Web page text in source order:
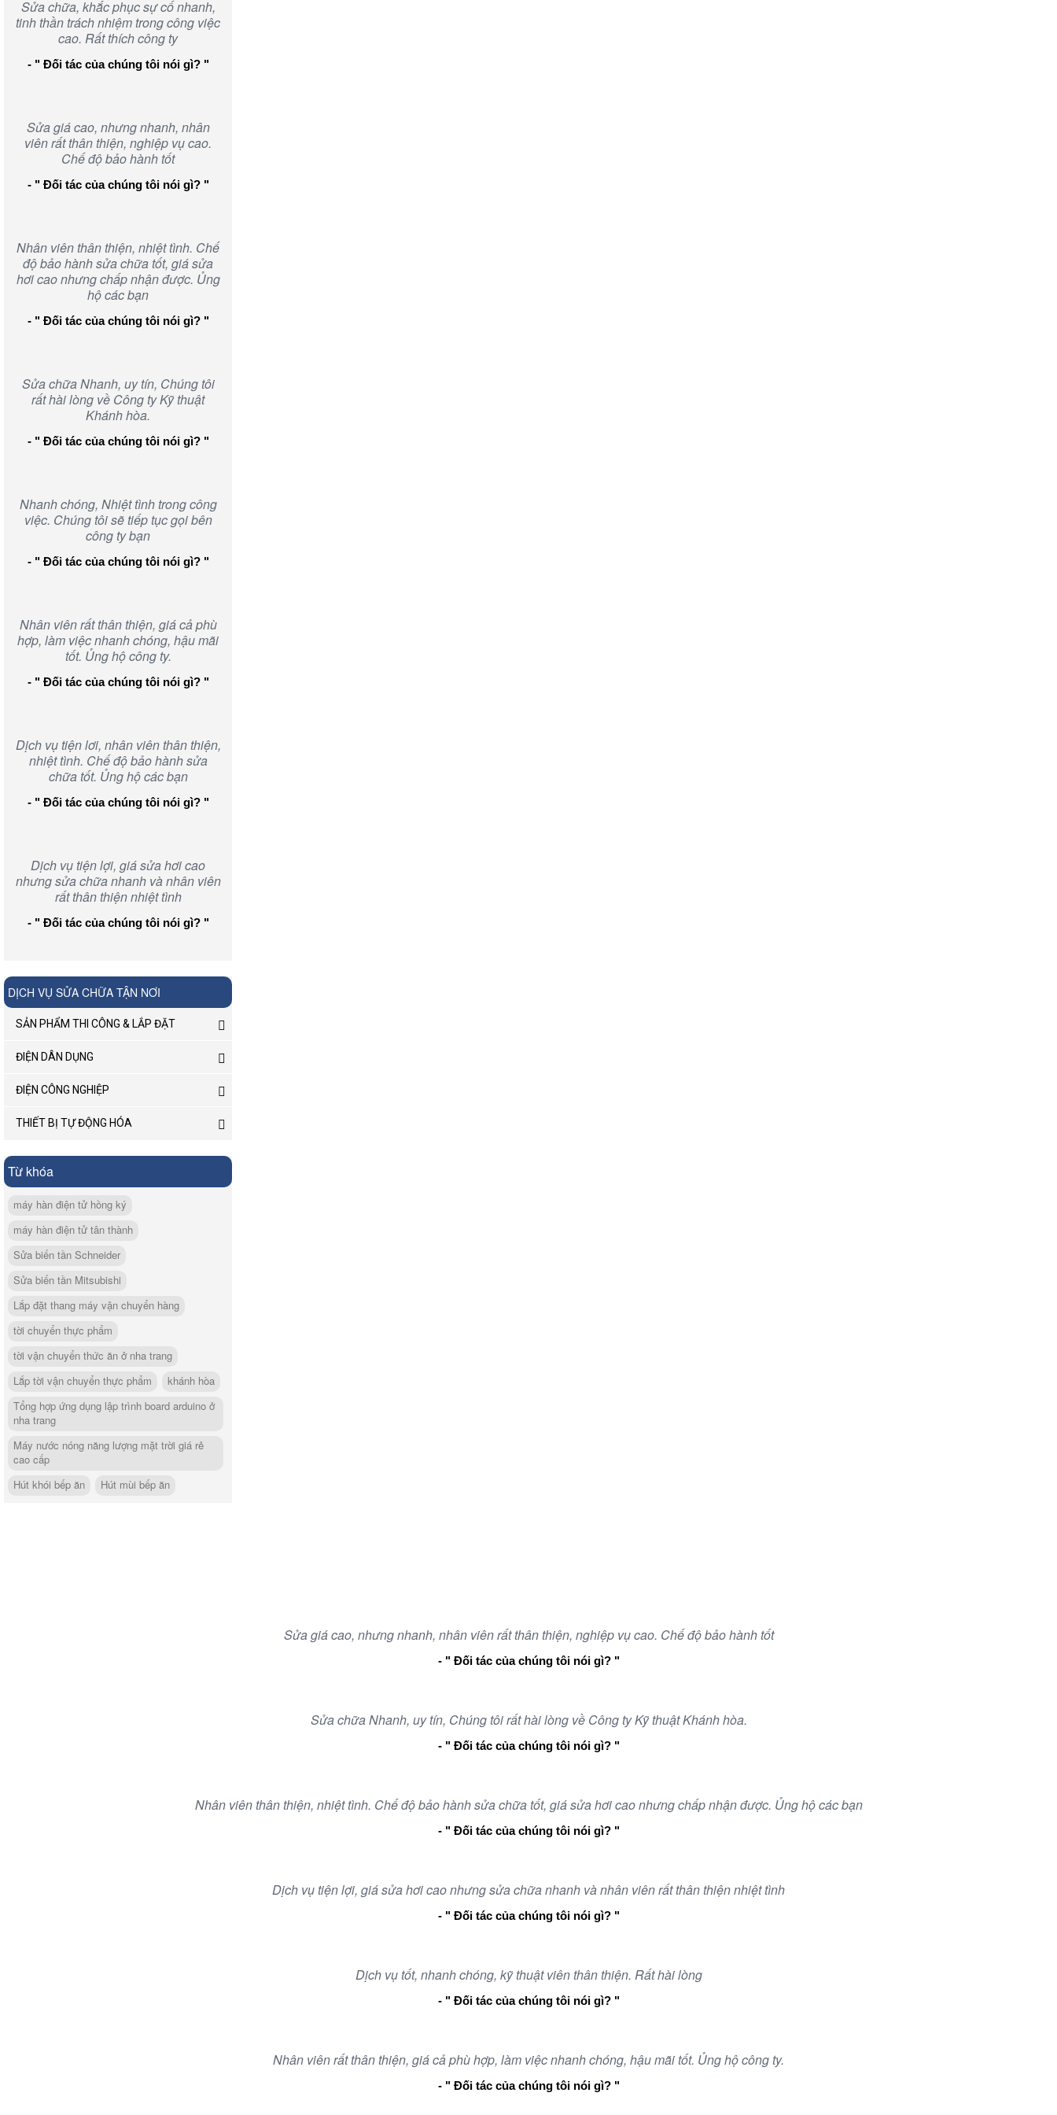
Sửa chữa, khắc phục sự cố nhanh,
tinh thần trách nhiệm trong công việc
cao. Rất thích công ty
- " Đối tác của chúng tôi nói gì? "
Sửa giá cao, nhưng nhanh, nhân
viên rất thân thiện, nghiệp vụ cao.
Chế độ bảo hành tốt
- " Đối tác của chúng tôi nói gì? "
Nhân viên thân thiện, nhiệt tình. Chế
độ bảo hành sửa chữa tốt, giá sửa
hơi cao nhưng chấp nhận được. Ủng
hộ các bạn
- " Đối tác của chúng tôi nói gì? "
Sửa chữa Nhanh, uy tín, Chúng tôi
rất hài lòng về Công ty Kỹ thuật
Khánh hòa.
- " Đối tác của chúng tôi nói gì? "
Nhanh chóng, Nhiệt tình trong công
việc. Chúng tôi sẽ tiếp tục gọi bên
công ty bạn
- " Đối tác của chúng tôi nói gì? "
Nhân viên rất thân thiện, giá cả phù
hợp, làm việc nhanh chóng, hậu mãi
tốt. Ủng hộ công ty.
- " Đối tác của chúng tôi nói gì? "
Dịch vụ tiện lơi, nhân viên thân thiện,
nhiệt tình. Chế độ bảo hành sửa
chữa tốt. Ủng hộ các bạn
- " Đối tác của chúng tôi nói gì? "
Dịch vụ tiện lợi, giá sửa hơi cao
nhưng sửa chữa nhanh và nhân viên
rất thân thiện nhiệt tình
- " Đối tác của chúng tôi nói gì? "
DỊCH VỤ SỬA CHỮA TẬN NƠI
SẢN PHẨM THI CÔNG & LẮP ĐẶT
ĐIỆN DÂN DỤNG
ĐIỆN CÔNG NGHIỆP
THIẾT BỊ TỰ ĐỘNG HÓA
Từ khóa
máy hàn điện tử hồng ký
máy hàn điện tử tân thành
Sửa biến tần Schneider
Sửa biến tần Mitsubishi
Lắp đặt thang máy vận chuyển hàng
tời chuyển thực phẩm
tời vận chuyển thức ăn ở nha trang
Lắp tời vận chuyển thực phẩm
khánh hòa
Tổng hợp ứng dụng lập trình board arduino ở
nha trang
Máy nước nóng năng lượng mặt trời giá rẻ
cao cấp
Hút khói bếp ăn
Hút mùi bếp ăn
Sửa giá cao, nhưng nhanh, nhân viên rất thân thiện, nghiệp vụ cao. Chế độ bảo hành tốt
- " Đối tác của chúng tôi nói gì? "
Sửa chữa Nhanh, uy tín, Chúng tôi rất hài lòng về Công ty Kỹ thuật Khánh hòa.
- " Đối tác của chúng tôi nói gì? "
Nhân viên thân thiện, nhiệt tình. Chế độ bảo hành sửa chữa tốt, giá sửa hơi cao nhưng chấp nhận được. Ủng hộ các bạn
- " Đối tác của chúng tôi nói gì? "
Dịch vụ tiện lợi, giá sửa hơi cao nhưng sửa chữa nhanh và nhân viên rất thân thiện nhiệt tình
- " Đối tác của chúng tôi nói gì? "
Dịch vụ tốt, nhanh chóng, kỹ thuật viên thân thiện. Rất hài lòng
- " Đối tác của chúng tôi nói gì? "
Nhân viên rất thân thiện, giá cả phù hợp, làm việc nhanh chóng, hậu mãi tốt. Ủng hộ công ty.
- " Đối tác của chúng tôi nói gì? "